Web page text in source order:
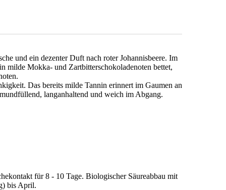
und ein dezenter Duft nach roter Johannisbeere. Im
milde Mokka- und Zartbitterschokoladenoten bettet,
Das bereits milde Tannin erinnert im Gaumen an
langanhaltend und weich im Abgang.
für 8 - 10 Tage. Biologischer Säureabbau mit
bis April.